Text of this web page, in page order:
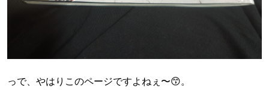
っで、やはりこのページですよねぇ〜😙。